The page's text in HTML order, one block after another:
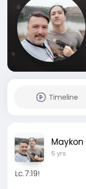
Timeline
5 yrs
Lc.7:19!